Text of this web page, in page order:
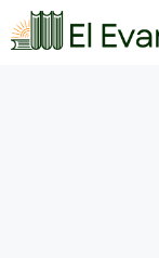
Saltar
al